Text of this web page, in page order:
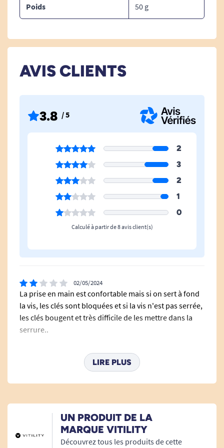
Poids 50 g
AVIS CLIENTS
3.8 / 5
2
3
2
1
0
Calculé à partir de 8 avis client(s)
02/05/2024
La prise en main est confortable mais si on sert à fond
la vis, les clés sont bloquées et si la vis n'est pas serrée,
les clés bougent et très difficile de les mettre dans la
serrure..
09/03/2023
A. Anonymous
LIRE PLUS
UN PRODUIT DE LA
MARQUE VITILITY
Découvrez tous les produits de cette